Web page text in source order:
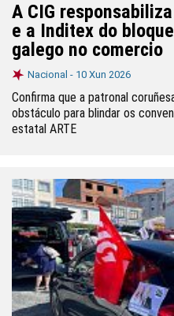
A CIG
e a Inditex do
galego no comercio
Nacional - 10 Xun 2026
Confirma que a patronal
obstáculo para blindar os
estatal ARTE